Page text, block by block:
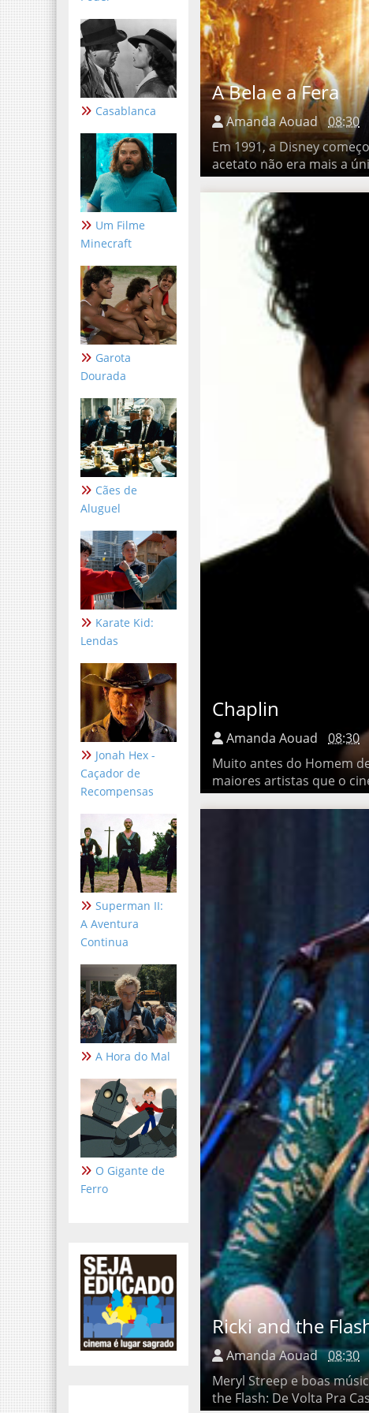
Casablanca
Um Filme
Minecraft
Garota
Dourada
Cães de
Aluguel
Karate Kid:
Lendas
Jonah Hex -
Caçador de
Recompensas
Superman II:
A Aventura
Continua
A Hora do Mal
O Gigante de
Ferro
A Bela e a Fera
Amanda Aouad 08:30
Em 1991, a Disney começou
era mais a única técnica,
Chaplin
Amanda Aouad 08:30
Muito antes do Homem de
artistas que o cinema
Ricki and the Flash:
Amanda Aouad 08:30
Meryl Streep e boas
Flash: De Volta Pra Casa .